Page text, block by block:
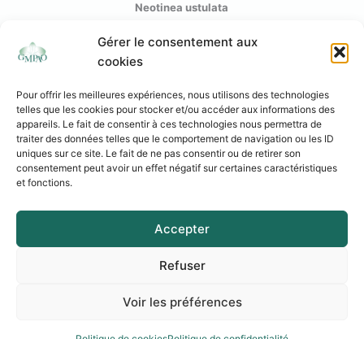
Gérer le consentement aux
cookies
Pour offrir les meilleures expériences, nous utilisons des technologies
telles que les cookies pour stocker et/ou accéder aux informations des
appareils. Le fait de consentir à ces technologies nous permettra de
traiter des données telles que le comportement de navigation ou les ID
uniques sur ce site. Le fait de ne pas consentir ou de retirer son
consentement peut avoir un effet négatif sur certaines caractéristiques
et fonctions.
Accepter
Refuser
Voir les préférences
Neotinea ustulata
Association Loi 1901 - Siège social : 37 rue de l’Autan Blanc – 31240 L’Union
Politique de cookies